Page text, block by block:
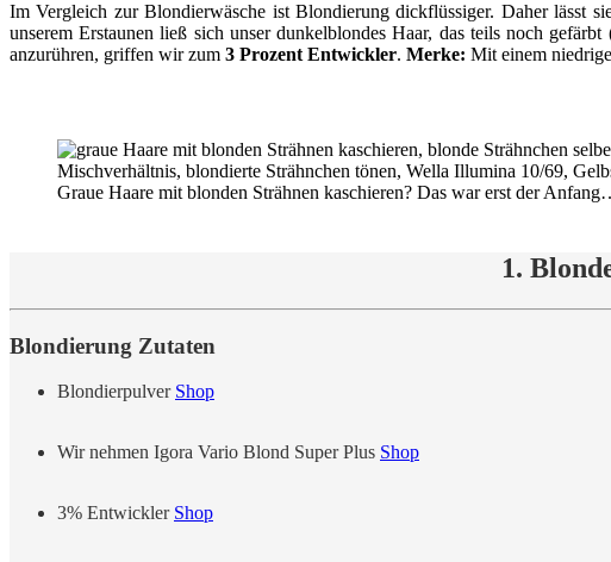
Im Vergleich zur Blondierwäsche ist Blondierung dickflüssiger. Daher lässt
unserem Erstaunen ließ sich unser dunkelblondes Haar, das teils noch
anzurühren, griffen wir zum 3 Prozent Entwickler. Merke: Mit einem
Graue Haare mit blonden Strähnen kaschieren? Das war erst der
1.
Blondierung Zutaten
Blondierpulver Shop
Wir nehmen Igora Vario Blond Super Plus Shop
3% Entwickler Shop